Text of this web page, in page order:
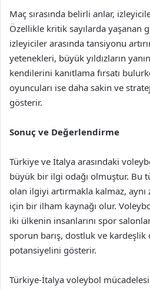
Maç sırasında belirli anlar,
Özellikle kritik sayılarda yaşanan
izleyiciler arasında tansiyonu
yetenekleri, büyük yıldızların
kendilerini kanıtlama fırsatı
oyuncuları ise daha sakin ve
gösterir.
Sonuç ve Değerlendirme
Türkiye ve İtalya arasındaki
büyük bir ilgi odağı olmuştur. Bu
olan ilgiyi artırmakla kalmaz,
için bir ilham kaynağı olur.
iki ülkenin insanlarını spor
sporun barış, dostluk ve kardeşlik
potansiyelini gösterir.
Türkiye-İtalya voleybol